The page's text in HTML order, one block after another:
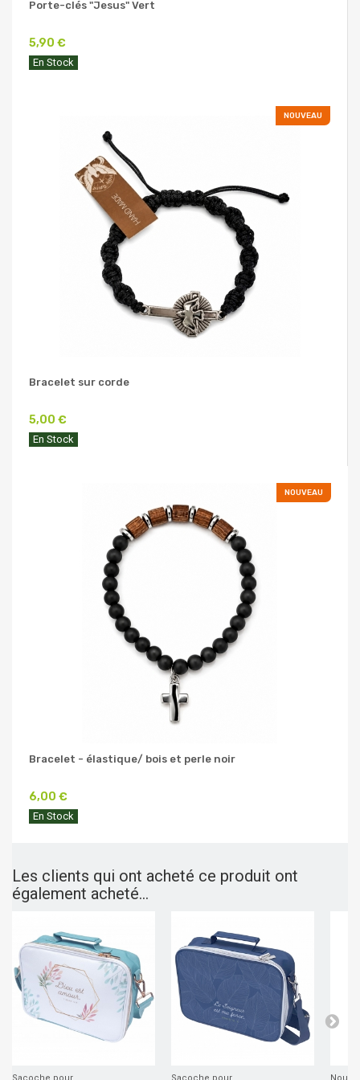
Porte-clés "Jesus" Vert
5,90 €
En Stock
NOUVEAU
Bracelet sur corde
5,00 €
En Stock
NOUVEAU
Bracelet - élastique/ bois et perle noir
6,00 €
En Stock
Les clients qui ont acheté ce produit ont
également acheté...